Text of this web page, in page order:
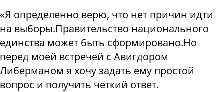
«Я определенно верю, что нет причин идти
на выборы.Правительство национального
единства может быть сформировано.Но
перед моей встречей с Авигдором
Либерманом я хочу задать ему простой
вопрос и получить четкий ответ.